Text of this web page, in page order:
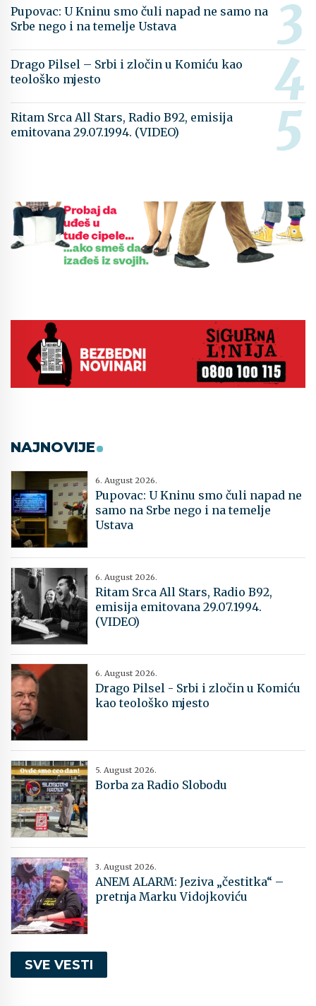
Pupovac: U Kninu smo čuli napad ne samo na
Srbe nego i na temelje Ustava
Drago Pilsel – Srbi i zločin u Komiću kao
teološko mjesto
Ritam Srca All Stars, Radio B92, emisija
emitovana 29.07.1994. (VIDEO)
NAJNOVIJE
6. August 2026.
Pupovac: U Kninu smo čuli napad ne
samo na Srbe nego i na temelje
Ustava
6. August 2026.
Ritam Srca All Stars, Radio B92,
emisija emitovana 29.07.1994.
(VIDEO)
6. August 2026.
Drago Pilsel - Srbi i zločin u Komiću
kao teološko mjesto
5. August 2026.
Borba za Radio Slobodu
3. August 2026.
ANEM ALARM: Jeziva „čestitka“ –
pretnja Marku Vidojkoviću
SVE VESTI